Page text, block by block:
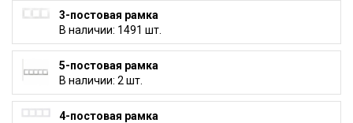
3-постовая рамка
В наличии: 1491 шт.
5-постовая рамка
В наличии: 2 шт.
4-постовая рамка